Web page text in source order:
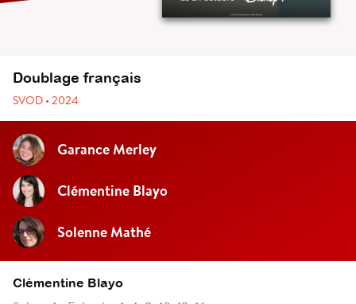
Doublage français
SVOD • 2024
Garance Merley
Clémentine Blayo
Solenne Mathé
Clémentine Blayo